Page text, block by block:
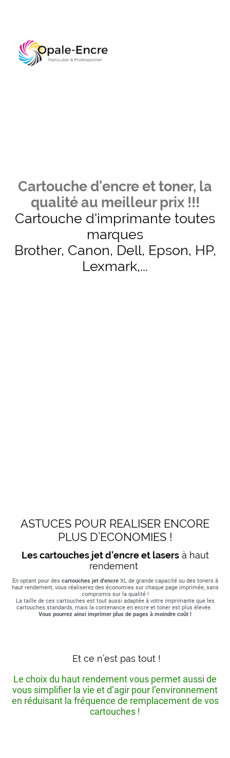
Cartouche d'encre et toner, la
qualité au meilleur prix !!!
Cartouche d'imprimante toutes
marques
Brother, Canon, Dell, Epson, HP,
Lexmark,...
ASTUCES POUR REALISER ENCORE
PLUS D’ECONOMIES !
Les cartouches jet d’encre et lasersà haut
rendement
En optant pour des cartouches jet d'encreXL de grande capacité ou des toners à
haut rendement, vous réaliserez des économies sur chaque page imprimée, sans
compromis sur la qualité !
La taille de ces cartouches est tout aussi adaptée à votre imprimante que les
cartouches standards, mais la contenance en encre et toner est plus élevée.
Vous pourrez ainsi imprimer plus de pages à moindre coût !
Et ce n’est pas tout !
Le choix du haut rendement vous permet aussi de
vous simplifier la vie et d’agir pour l’environnement
en réduisant la fréquence de remplacement de vos
cartouches !